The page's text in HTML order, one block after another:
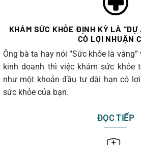
KHÁM SỨC KHỎE ĐỊNH KỲ LÀ
CÓ LỢI NHUẬN
Ông bà ta hay nói “Sức khỏe là
kinh doanh thì việc khám sức khỏe
như một khoản đầu tư dài hạn có lợi
sức khỏe của bạn.
ĐỌC TIẾP